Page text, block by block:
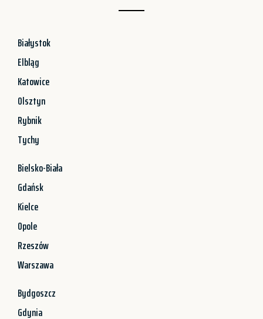
Białystok
Elbląg
Katowice
Olsztyn
Rybnik
Tychy
Bielsko-Biała
Gdańsk
Kielce
Opole
Rzeszów
Warszawa
Bydgoszcz
Gdynia